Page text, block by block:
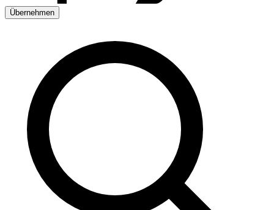
Übernehmen